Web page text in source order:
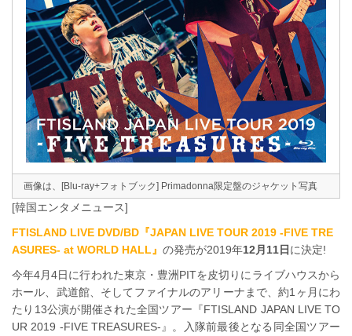
画像は、[Blu-ray+フォトブック] Primadonna限定盤のジャケット写真
[韓国エンタメニュース]
FTISLAND LIVE DVD/BD『JAPAN LIVE TOUR 2019 -FIVE TRE
ASURES- at WORLD HALL』 の発売が2019年12月11日 に決定!
今年4月4日に行われた東京・豊洲PITを皮切りにライブハウスから
ホール、武道館、そしてファイナルのアリーナまで、約1ヶ月にわ
たり13公演が開催された全国ツアー『FTISLAND JAPAN LIVE TO
UR 2019 -FIVE TREASURES-』。入隊前最後となる同全国ツアー